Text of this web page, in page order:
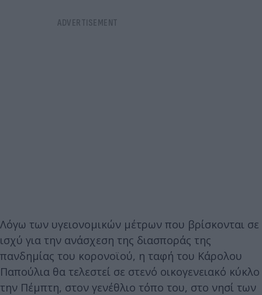
Λόγω των υγειονομικών μέτρων που βρίσκονται σε
ισχύ για την ανάσχεση της διασποράς της
πανδημίας του κορονοϊού, η ταφή του Κάρολου
Παπούλια θα τελεστεί σε στενό οικογενειακό κύκλο
την Πέμπτη, στον γενέθλιο τόπο του, στο νησί των